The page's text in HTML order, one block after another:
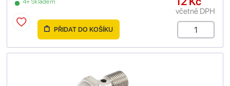
4+ Skladem
včetně DPH
PŘIDAT DO KOŠÍKU